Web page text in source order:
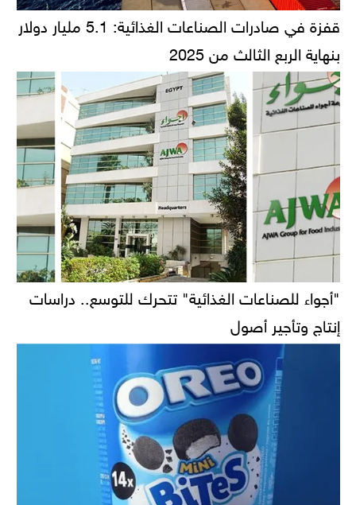
قفزة في صادرات الصناعات الغذائية: 5.1 مليار دولار
بنهاية الربع الثالث من 2025
"أجواء للصناعات الغذائية" تتحرك للتوسع.. دراسات
إنتاج وتأجير أصول